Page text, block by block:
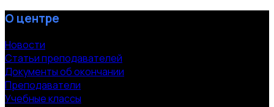
О центре
Новости
Статьи преподавателей
Документы об окончании
Преподаватели
Учебные классы